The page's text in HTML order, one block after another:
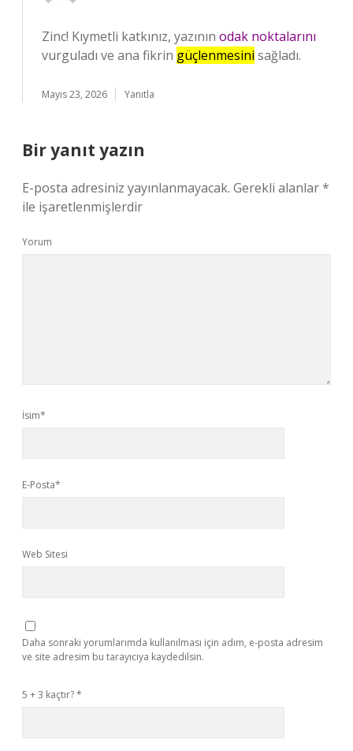
Zinc! Kıymetli katkınız, yazının odak noktalarını
vurguladı ve ana fikrin güçlenmesini sağladı.
Mayıs 23, 2026 Yanıtla
Bir yanıt yazın
E-posta adresiniz yayınlanmayacak. Gerekli alanlar*
ile işaretlenmişlerdir
Yorum
İsim*
E-Posta*
Web Sitesi
Daha sonraki yorumlarımda kullanılması için adım, e-posta adresim
ve site adresim bu tarayıcıya kaydedilsin.
5 + 3 kaçtır?*